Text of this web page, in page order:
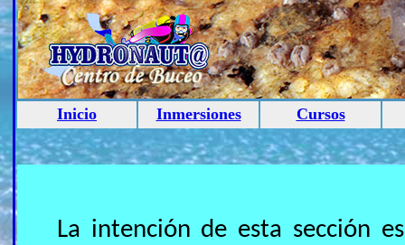
Inicio Inmersiones Cursos
La intención de esta sección